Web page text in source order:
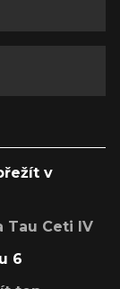
v
Tau Ceti IV
6